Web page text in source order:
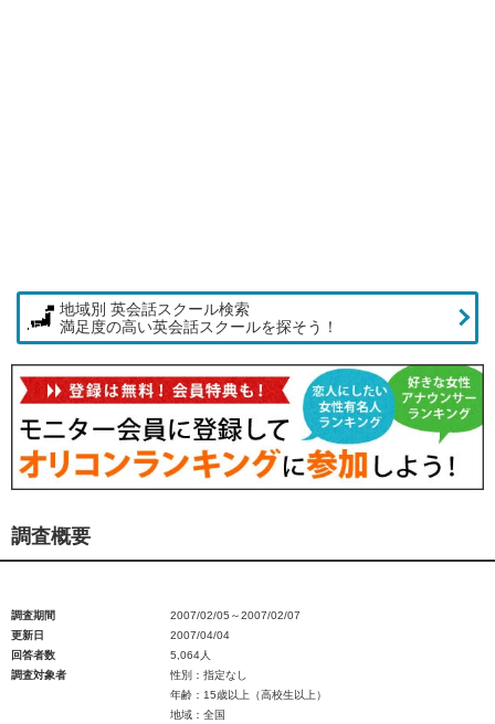
地域別 英会話スクール検索
満足度の高い英会話スクールを探そう！
調査概要
調査期間
2007/02/05～2007/02/07
更新日
2007/04/04
回答者数
5,064人
調査対象者
性別：指定なし
年齢：15歳以上（高校生以上）
地域：全国